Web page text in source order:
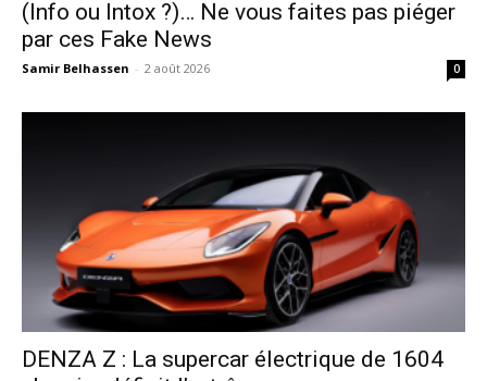
(Info ou Intox ?)… Ne vous faites pas piéger
par ces Fake News
Samir Belhassen - 2 août 2026 0
DENZA Z : La supercar électrique de 1604